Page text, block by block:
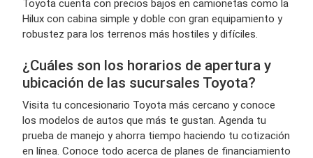
Toyota cuenta con precios bajos en camionetas como la
Hilux con cabina simple y doble con gran equipamiento y
robustez para los terrenos más hostiles y difíciles.
¿Cuáles son los horarios de apertura y
ubicación de las sucursales Toyota?
Visita tu concesionario Toyota más cercano y conoce
los modelos de autos que más te gustan. Agenda tu
prueba de manejo y ahorra tiempo haciendo tu cotización
en línea. Conoce todo acerca de planes de financiamiento